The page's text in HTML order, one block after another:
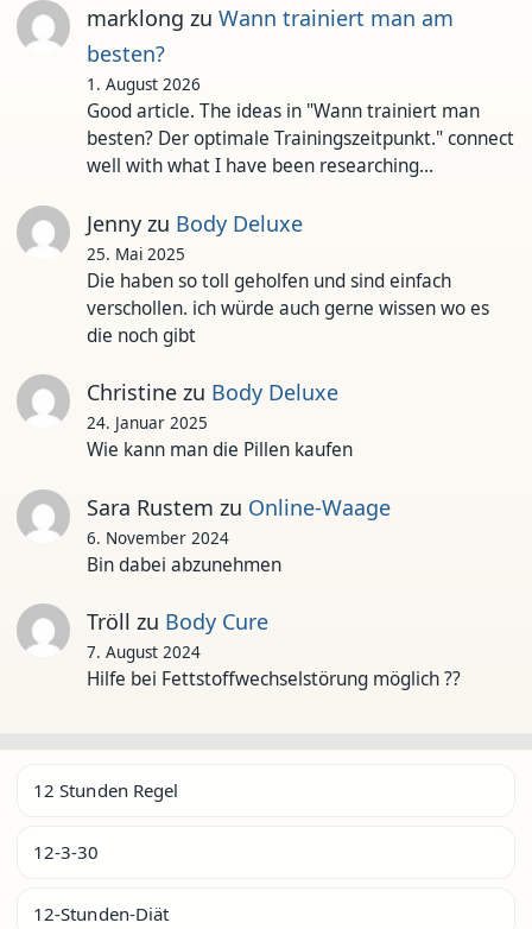
marklong zu Wann trainiert man am
besten?
1. August 2026
Good article. The ideas in "Wann trainiert man
besten? Der optimale Trainingszeitpunkt." connect
well with what I have been researching…
Jennyzu Body Deluxe
25. Mai 2025
Die haben so toll geholfen und sind einfach
verschollen. ich würde auch gerne wissen wo es
die noch gibt
Christinezu Body Deluxe
24. Januar 2025
Wie kann man die Pillen kaufen
Sara Rustem zu Online-Waage
6. November 2024
Bin dabei abzunehmen
Tröll zu Body Cure
7. August 2024
Hilfe bei Fettstoffwechselstörung möglich ??
12 Stunden Regel
12-3-30
12-Stunden-Diät